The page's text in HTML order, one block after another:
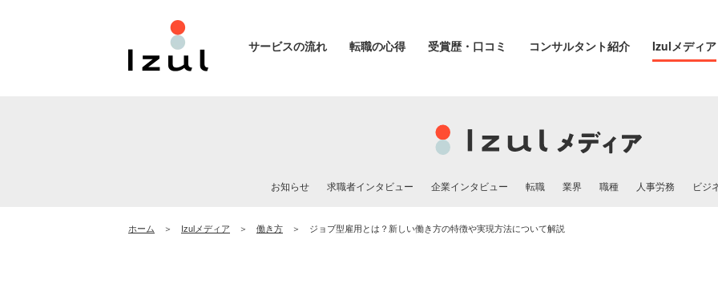
サービスの流れ 転職の心得 受賞歴・口コミ コンサルタント紹介 Izulメディア
お知らせ 求職者インタビュー 企業インタビュー 転職 業界 職種 人事労務 ビジ
ホーム Izulメディア 働き方 ジョブ型雇用とは？新しい働き方の特徴や実現方法について解説